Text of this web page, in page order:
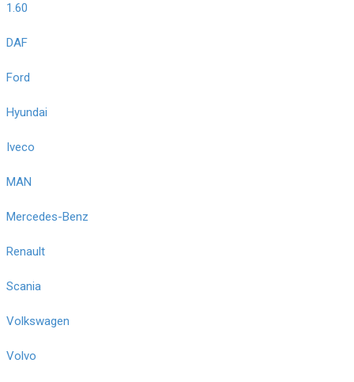
1.60
DAF
Ford
Hyundai
Iveco
MAN
Mercedes-Benz
Renault
Scania
Volkswagen
Volvo